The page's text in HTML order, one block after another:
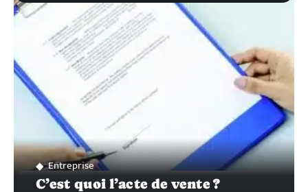
Entreprise
C’est quoi l’acte de vente ?